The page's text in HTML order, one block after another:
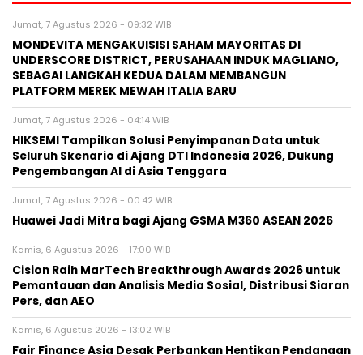
Jumat, 7 Agustus 2026 - 09:32 WIB
MONDEVITA MENGAKUISISI SAHAM MAYORITAS DI
UNDERSCORE DISTRICT, PERUSAHAAN INDUK MAGLIANO,
SEBAGAI LANGKAH KEDUA DALAM MEMBANGUN
PLATFORM MEREK MEWAH ITALIA BARU
Jumat, 7 Agustus 2026 - 04:14 WIB
HIKSEMI Tampilkan Solusi Penyimpanan Data untuk
Seluruh Skenario di Ajang DTI Indonesia 2026, Dukung
Pengembangan AI di Asia Tenggara
Jumat, 7 Agustus 2026 - 00:42 WIB
Huawei Jadi Mitra bagi Ajang GSMA M360 ASEAN 2026
Kamis, 6 Agustus 2026 - 17:00 WIB
Cision Raih MarTech Breakthrough Awards 2026 untuk
Pemantauan dan Analisis Media Sosial, Distribusi Siaran
Pers, dan AEO
Kamis, 6 Agustus 2026 - 13:02 WIB
Fair Finance Asia Desak Perbankan Hentikan Pendanaan